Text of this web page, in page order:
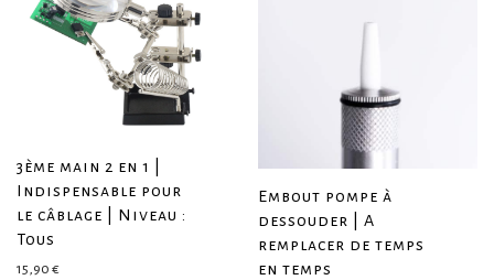
3ème main 2 en 1 |
Indispensable pour
le câblage | Niveau :
Tous
15,90 €
Embout pompe à
dessouder | A
remplacer de temps
en temps